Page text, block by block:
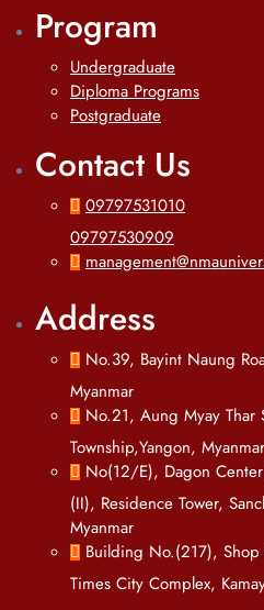
Program
Undergraduate
Diploma Programs
Postgraduate
Contact Us
09797531010
09797530909
Address
No.39, Bayint Naung
Myanmar
No.21, Aung Myay Thar
Township,Yangon, Myanmar
No(12/E), Dagon
(II), Residence Tower,
Myanmar
Building No.(217),
Times City Complex,